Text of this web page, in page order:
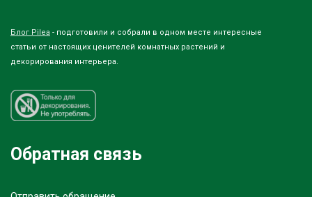
Блог Pilea - подготовили и собрали в одном месте интересные
статьи от настоящих ценителей комнатных растений и
декорирования интерьера.
Обратная связь